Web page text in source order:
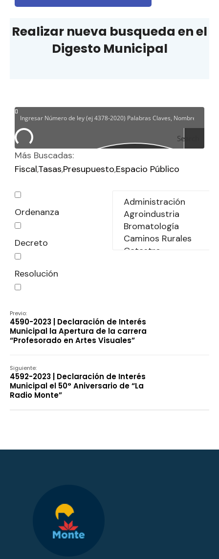
Realizar nueva busqueda en el
Digesto Municipal
Search
Más Buscadas:
FiscalTasas Presupuesto Espacio Público
Ordenanza
Decreto
Resolución
Previo:
4590-2023 | Declaración de Interés
Municipal la Apertura de la carrera
“Profesorado en Artes Visuales”
Siguiente:
4592-2023 | Declaración de Interés
Municipal el 50° Aniversario de “La
Radio Monte”